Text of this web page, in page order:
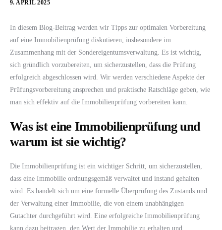
9. APRIL 2025
In diesem Blog-Beitrag werden wir Tipps zur optimalen Vorbereitung
auf eine Immobilienprüfung diskutieren, insbesondere im
Zusammenhang mit der Sondereigentumsverwaltung. Es ist wichtig,
sich gründlich vorzubereiten, um sicherzustellen, dass die Prüfung
erfolgreich abgeschlossen wird. Wir werden verschiedene Aspekte der
Prüfungsvorbereitung ansprechen und praktische Ratschläge geben, wie
man sich effektiv auf die Immobilienprüfung vorbereiten kann.
Was ist eine Immobilienprüfung und
warum ist sie wichtig?
Die Immobilienprüfung ist ein wichtiger Schritt, um sicherzustellen,
dass eine Immobilie ordnungsgemäß verwaltet und instand gehalten
wird. Es handelt sich um eine formelle Überprüfung des Zustands und
der Verwaltung einer Immobilie, die von einem unabhängigen
Gutachter durchgeführt wird. Eine erfolgreiche Immobilienprüfung
kann dazu beitragen, den Wert der Immobilie zu erhalten und